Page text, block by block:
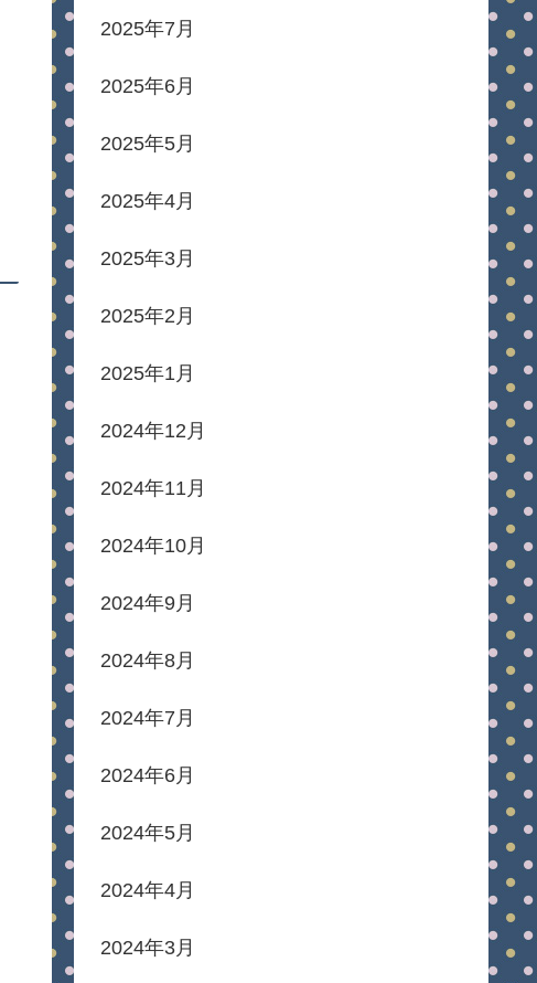
2025年7月
2025年6月
2025年5月
2025年4月
2025年3月
2025年2月
2025年1月
2024年12月
2024年11月
2024年10月
2024年9月
2024年8月
2024年7月
2024年6月
2024年5月
2024年4月
2024年3月